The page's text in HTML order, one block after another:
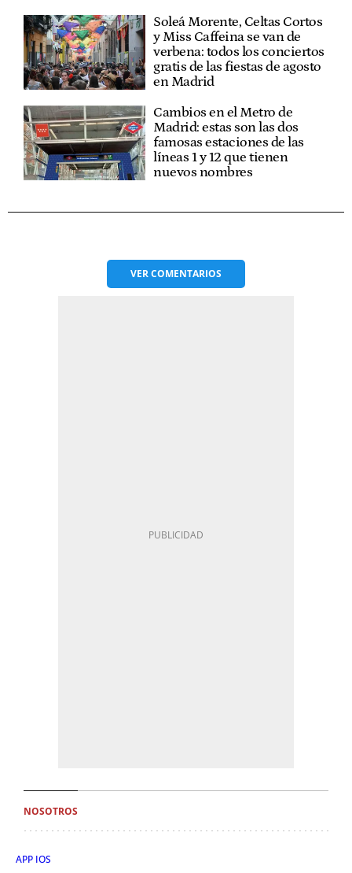
Soleá Morente, Celtas Cortos
y Miss Caffeina se van de
verbena: todos los conciertos
gratis de las fiestas de agosto
en Madrid
Cambios en el Metro de
Madrid: estas son las dos
famosas estaciones de las
líneas 1 y 12 que tienen
nuevos nombres
VERCOMENTARIOS
NOSOTROS
APP IOS